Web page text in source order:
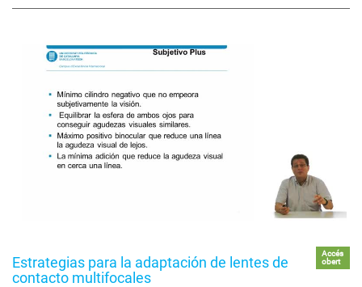
Estrategias para la adaptación de lentes de
contacto multifocales
Accés
obert